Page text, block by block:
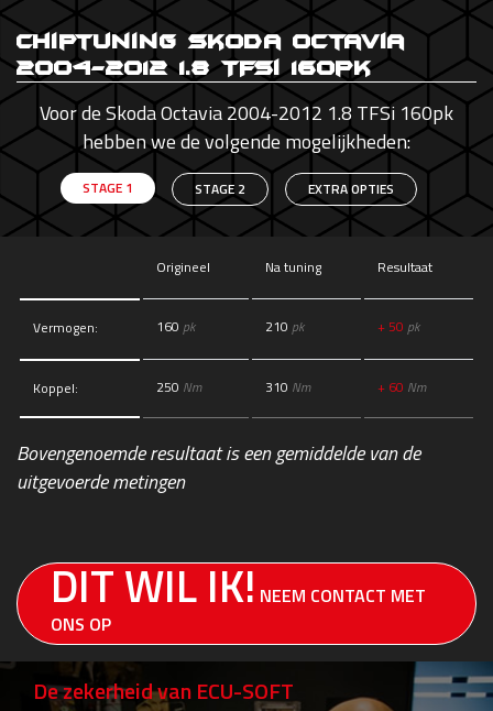
Chiptuning Skoda Octavia
2004-2012 1.8 TFSi 160pk
Voor de Skoda Octavia 2004-2012 1.8 TFSi 160pk
hebben we de volgende mogelijkheden:
STAGE 1 STAGE 2 EXTRA OPTIES
Origineel Na tuning Resultaat
Vermogen: 160 pk 210 pk + 50 pk
Koppel: 250 Nm 310 Nm + 60 Nm
Bovengenoemde resultaat is een gemiddelde van de
uitgevoerde metingen
DIT WIL IK! NEEM CONTACT MET
ONS OP
De zekerheid van ECU-SOFT